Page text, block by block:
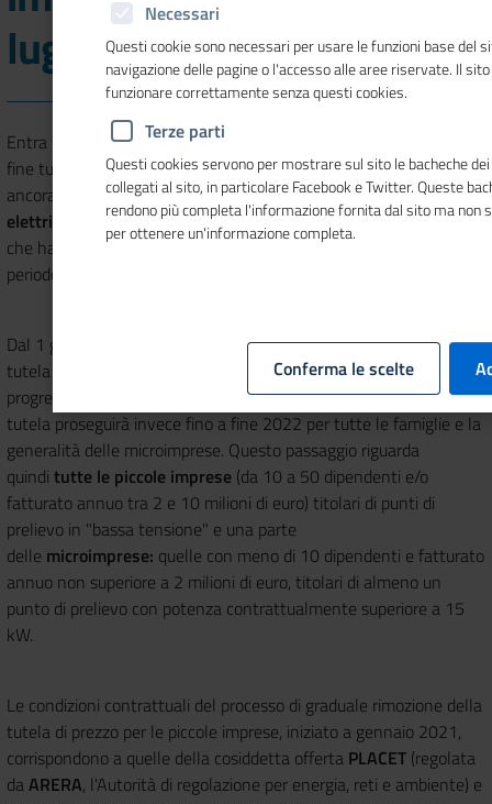
luglio
Entra in una nuova fase, a partire dal
fine tutela delle piccole imprese: quelle che non non hanno
ancora effettuato la scelta di un fornitore del servizio dienergia
elettrica
libero mercatosaranno trasferite d’ufficio ai fornitori
che hanno vinto le aste delServizio a Tutele Graduali
periodo che potrà durare fino a tre anni.
Dal 1 gennaio scorso è terminato infatti il servizio di maggior
tutela per le piccole imprese e alcune microimprese, che devono
progressivamente passare al mercato libero. Il servizio di maggior
tutela proseguirà invece fino a fine 2022 per tutte le famiglie e la
generalità delle microimprese. Questo passaggio riguarda
quindi tutte le piccole imprese (da 10 a 50 dipendenti e/o
fatturato annuo tra 2 e 10 milioni di euro) titolari di punti di
prelievo in "bassa tensione" e una parte
delle microimprese: quelle con meno di 10 dipendenti e fatturato
annuo non superiore a 2 milioni di euro, titolari di almeno un
punto di prelievo con potenza contrattualmente superiore a 15
kW.
Le condizioni contrattuali del processo di graduale rimozione della
tutela di prezzo per le piccole imprese, iniziato a gennaio 2021,
corrispondono a quelle della cosiddetta offerta PLACET (regolata
daARERA, l'Autorità di regolazione per energia, reti e ambiente) e
Necessari
Questi cookie sono necessari per usare le funzioni base del
navigazione delle pagine o l'accesso alle aree riservate. Il
funzionare correttamente senza questi cookies.
Terze parti
Questi cookies servono per mostrare sul sito le bacheche
collegati al sito, in particolare Facebook e Twitter. Queste
rendono più completa l'informazione fornita dal sito ma non
per ottenere un'informazione completa.
Conferma le scelte